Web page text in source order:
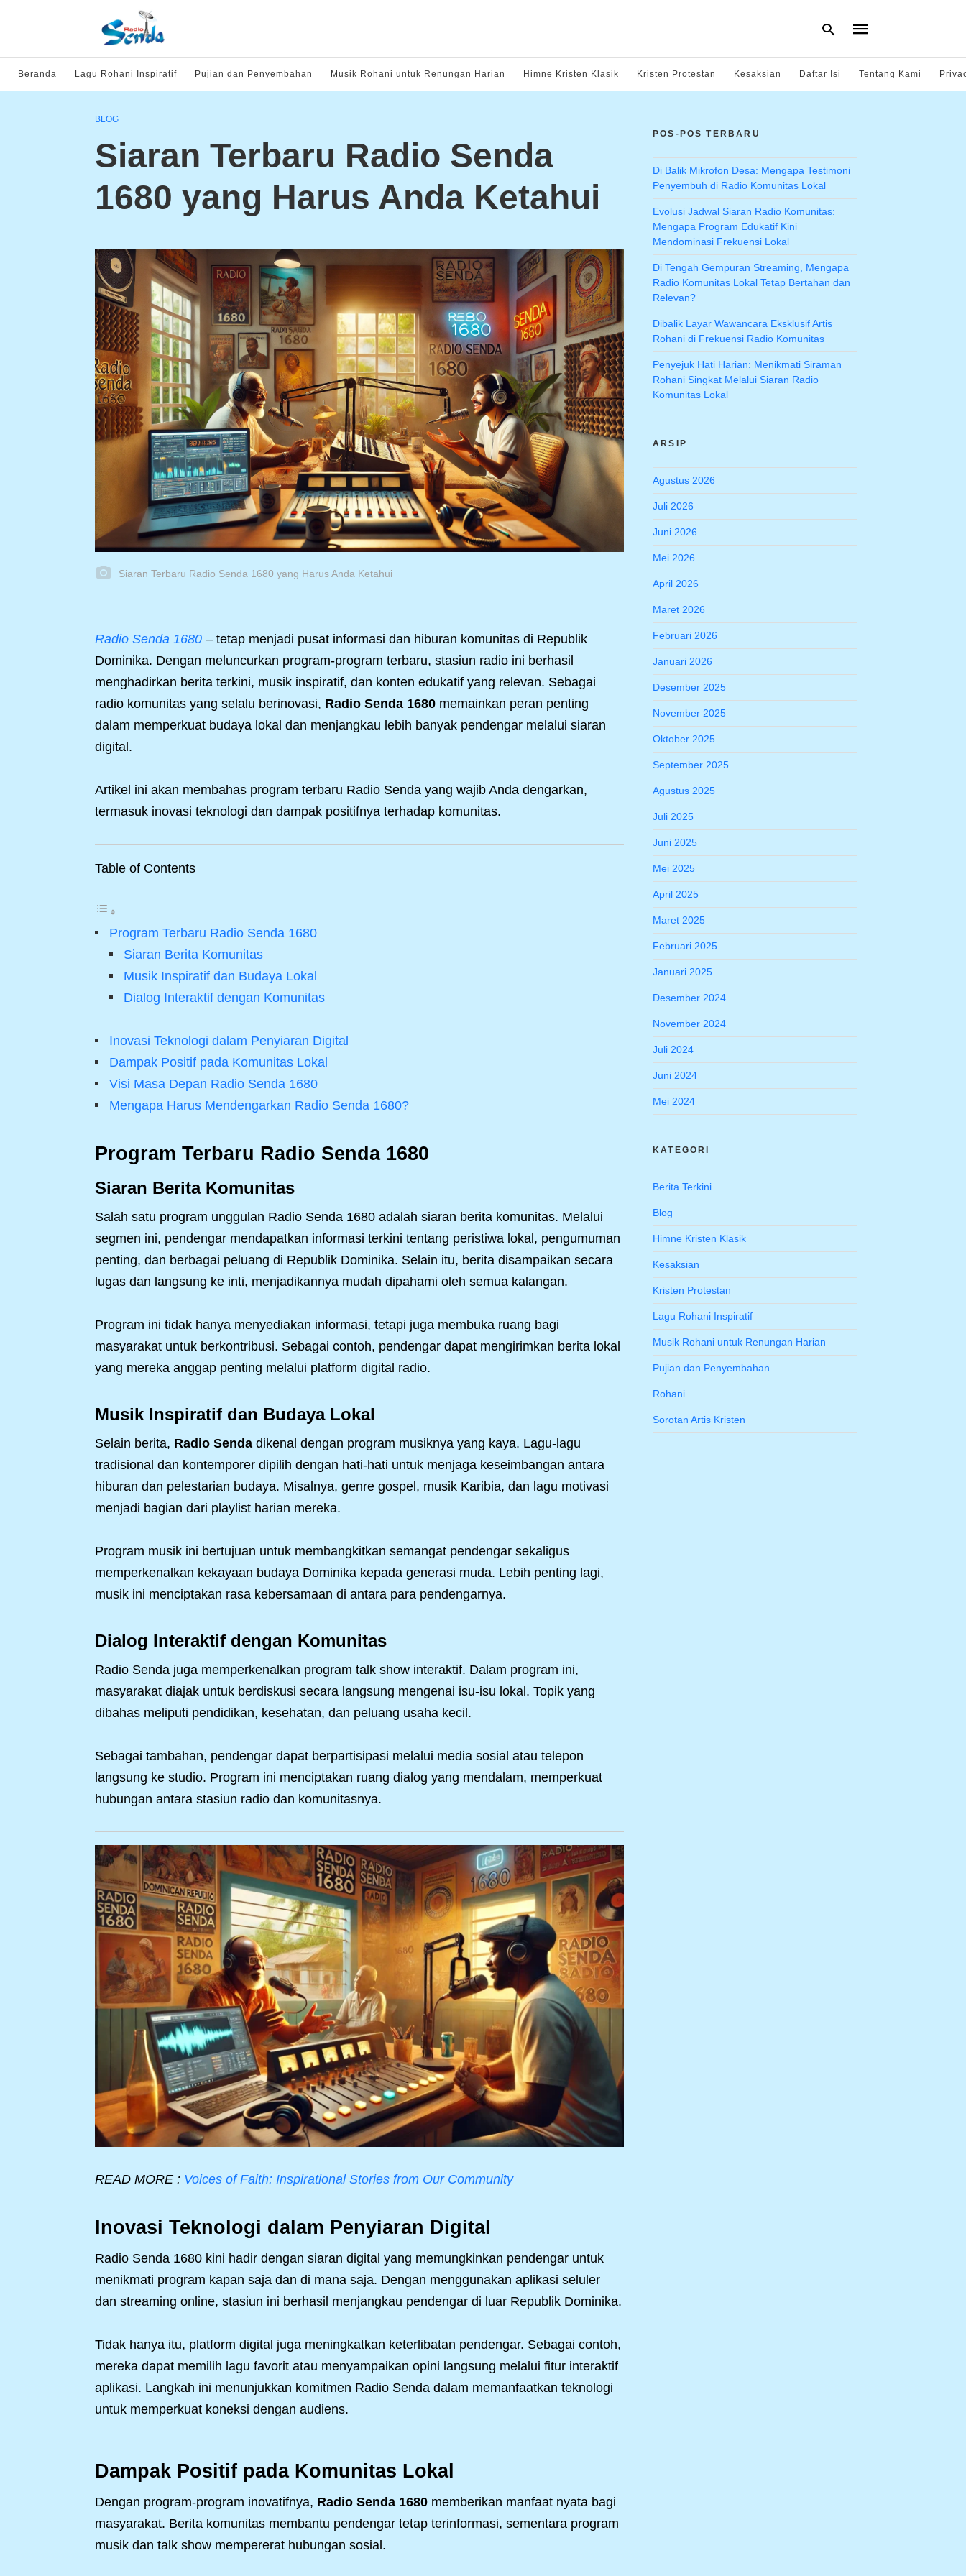
Beranda Lagu Rohani Inspiratif Pujian dan Penyembahan Musik Rohani untuk Renungan Harian Himne Kristen Klasik Kristen Protestan Kesaksian Daftar Isi Tentang Kami
BLOG
Siaran Terbaru Radio Senda
1680 yang Harus Anda Ketahui
Siaran Terbaru Radio Senda 1680 yang Harus Anda Ketahui
Radio Senda 1680 – tetap menjadi pusat informasi dan hiburan komunitas di Republik
Dominika. Dengan meluncurkan program-program terbaru, stasiun radio ini berhasil
menghadirkan berita terkini, musik inspiratif, dan konten edukatif yang relevan. Sebagai
radio komunitas yang selalu berinovasi, Radio Senda 1680 memainkan peran penting
dalam memperkuat budaya lokal dan menjangkau lebih banyak pendengar melalui siaran
digital.
Artikel ini akan membahas program terbaru Radio Senda yang wajib Anda dengarkan,
termasuk inovasi teknologi dan dampak positifnya terhadap komunitas.
Table of Contents
Program Terbaru Radio Senda 1680
Siaran Berita Komunitas
Musik Inspiratif dan Budaya Lokal
Dialog Interaktif dengan Komunitas
Inovasi Teknologi dalam Penyiaran Digital
Dampak Positif pada Komunitas Lokal
Visi Masa Depan Radio Senda 1680
Mengapa Harus Mendengarkan Radio Senda 1680?
Program Terbaru Radio Senda 1680
Siaran Berita Komunitas
Salah satu program unggulan Radio Senda 1680 adalah siaran berita komunitas. Melalui
segmen ini, pendengar mendapatkan informasi terkini tentang peristiwa lokal, pengumuman
penting, dan berbagai peluang di Republik Dominika. Selain itu, berita disampaikan secara
lugas dan langsung ke inti, menjadikannya mudah dipahami oleh semua kalangan.
Program ini tidak hanya menyediakan informasi, tetapi juga membuka ruang bagi
masyarakat untuk berkontribusi. Sebagai contoh, pendengar dapat mengirimkan berita lokal
yang mereka anggap penting melalui platform digital radio.
Musik Inspiratif dan Budaya Lokal
Selain berita, Radio Senda dikenal dengan program musiknya yang kaya. Lagu-lagu
tradisional dan kontemporer dipilih dengan hati-hati untuk menjaga keseimbangan antara
hiburan dan pelestarian budaya. Misalnya, genre gospel, musik Karibia, dan lagu motivasi
menjadi bagian dari playlist harian mereka.
Program musik ini bertujuan untuk membangkitkan semangat pendengar sekaligus
memperkenalkan kekayaan budaya Dominika kepada generasi muda. Lebih penting lagi,
musik ini menciptakan rasa kebersamaan di antara para pendengarnya.
Dialog Interaktif dengan Komunitas
Radio Senda juga memperkenalkan program talk show interaktif. Dalam program ini,
masyarakat diajak untuk berdiskusi secara langsung mengenai isu-isu lokal. Topik yang
dibahas meliputi pendidikan, kesehatan, dan peluang usaha kecil.
Sebagai tambahan, pendengar dapat berpartisipasi melalui media sosial atau telepon
langsung ke studio. Program ini menciptakan ruang dialog yang mendalam, memperkuat
hubungan antara stasiun radio dan komunitasnya.
READ MORE : Voices of Faith: Inspirational Stories from Our Community
Inovasi Teknologi dalam Penyiaran Digital
Radio Senda 1680 kini hadir dengan siaran digital yang memungkinkan pendengar untuk
menikmati program kapan saja dan di mana saja. Dengan menggunakan aplikasi seluler
dan streaming online, stasiun ini berhasil menjangkau pendengar di luar Republik Dominika.
Tidak hanya itu, platform digital juga meningkatkan keterlibatan pendengar. Sebagai contoh,
mereka dapat memilih lagu favorit atau menyampaikan opini langsung melalui fitur interaktif
aplikasi. Langkah ini menunjukkan komitmen Radio Senda dalam memanfaatkan teknologi
untuk memperkuat koneksi dengan audiens.
Dampak Positif pada Komunitas Lokal
Dengan program-program inovatifnya, Radio Senda 1680 memberikan manfaat nyata bagi
masyarakat. Berita komunitas membantu pendengar tetap terinformasi, sementara program
musik dan talk show mempererat hubungan sosial.
POS-POS TERBARU
Di Balik Mikrofon Desa: Mengapa Testimoni
Penyembuh di Radio Komunitas Lokal
Evolusi Jadwal Siaran Radio Komunitas:
Mengapa Program Edukatif Kini
Mendominasi Frekuensi Lokal
Di Tengah Gempuran Streaming, Mengapa
Radio Komunitas Lokal Tetap Bertahan dan
Relevan?
Dibalik Layar Wawancara Eksklusif Artis
Rohani di Frekuensi Radio Komunitas
Penyejuk Hati Harian: Menikmati Siraman
Rohani Singkat Melalui Siaran Radio
Komunitas Lokal
ARSIP
Agustus 2026
Juli 2026
Juni 2026
Mei 2026
April 2026
Maret 2026
Februari 2026
Januari 2026
Desember 2025
November 2025
Oktober 2025
September 2025
Agustus 2025
Juli 2025
Juni 2025
Mei 2025
April 2025
Maret 2025
Februari 2025
Januari 2025
Desember 2024
November 2024
Juli 2024
Juni 2024
Mei 2024
KATEGORI
Berita Terkini
Blog
Himne Kristen Klasik
Kesaksian
Kristen Protestan
Lagu Rohani Inspiratif
Musik Rohani untuk Renungan Harian
Pujian dan Penyembahan
Rohani
Sorotan Artis Kristen